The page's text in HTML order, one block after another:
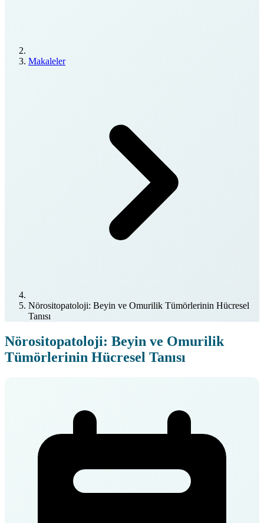
Makaleler
Nörositopatoloji: Beyin ve Omurilik Tümörlerinin Hücresel
Tanısı
Nörositopatoloji: Beyin ve Omurilik
Tümörlerinin Hücresel Tanısı